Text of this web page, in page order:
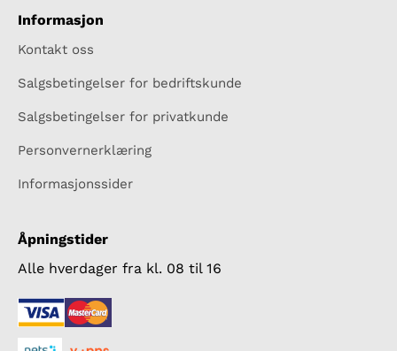
Informasjon
Kontakt oss
Salgsbetingelser for bedriftskunde
Salgsbetingelser for privatkunde
Personvernerklæring
Informasjonssider
Åpningstider
Alle hverdager fra kl. 08 til 16